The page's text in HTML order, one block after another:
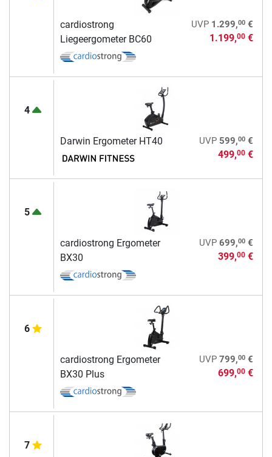
cardiostrong
Liegeergometer BC60
UVP 1.299,00€
1.199,00€
4
Darwin Ergometer HT40 UVP 599,00€
499,00€
5
cardiostrong Ergometer
BX30
UVP 699,00€
399,00€
6
cardiostrong Ergometer
BX30 Plus
UVP 799,00€
699,00€
7